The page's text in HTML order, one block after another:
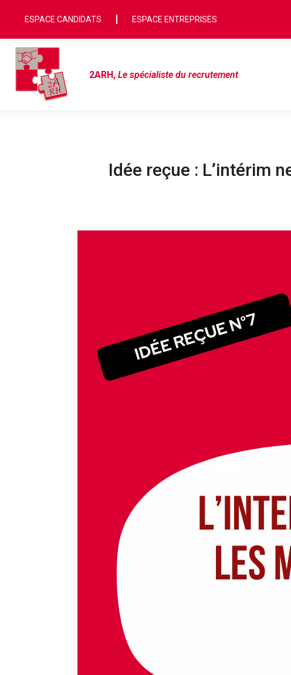
ESPACE CANDIDATS ESPACE ENTREPRISES
2ARH, Le spécialiste du recrutement
Idée reçue : L’intérim